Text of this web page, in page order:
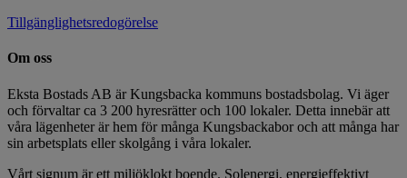
Tillgänglighetsredogörelse
Om oss
Eksta Bostads AB är Kungsbacka kommuns bostadsbolag. Vi äger
och förvaltar ca 3 200 hyresrätter och 100 lokaler. Detta innebär att
våra lägenheter är hem för många Kungsbackabor och att många har
sin arbetsplats eller skolgång i våra lokaler.
Vårt signum är ett miljöklokt boende. Solenergi, energieffektivt